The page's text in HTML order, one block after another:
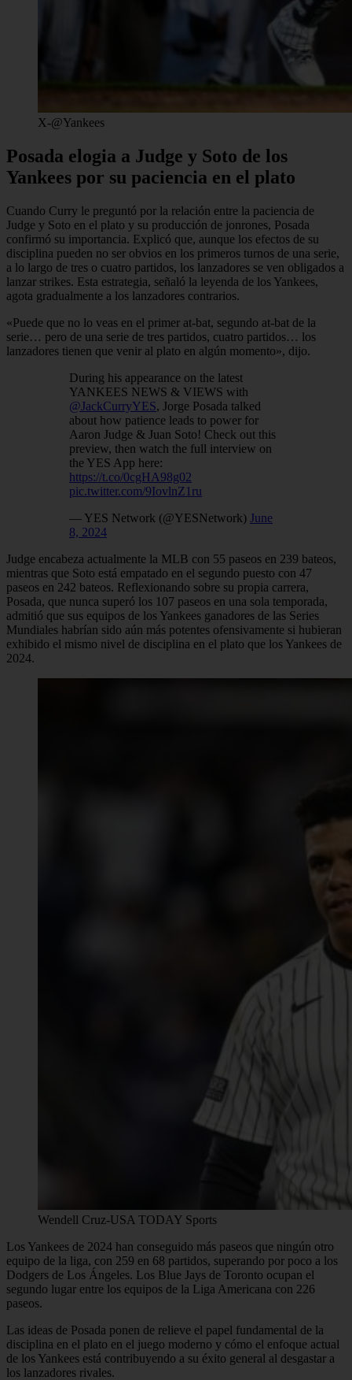
X-@Yankees
Posada elogia a Judge y Soto de los
Yankees por su paciencia en el plato
Cuando Curry le preguntó por la relación entre la paciencia de
Judge y Soto en el plato y su producción de jonrones, Posada
confirmó su importancia. Explicó que, aunque los efectos de su
disciplina pueden no ser obvios en los primeros turnos de una serie,
a lo largo de tres o cuatro partidos, los lanzadores se ven obligados a
lanzar strikes. Esta estrategia, señaló la leyenda de los Yankees,
agota gradualmente a los lanzadores contrarios.
«Puede que no lo veas en el primer at-bat, segundo at-bat de la
serie… pero de una serie de tres partidos, cuatro partidos… los
lanzadores tienen que venir al plato en algún momento», dijo.
During his appearance on the latest
YANKEES NEWS & VIEWS with
@JackCurryYES, Jorge Posada talked
about how patience leads to power for
Aaron Judge & Juan Soto! Check out this
preview, then watch the full interview on
the YES App here:
https://t.co/0cgHA98g02
pic.twitter.com/9IovlnZ1ru
— YES Network (@YESNetwork) June
8, 2024
Judge encabeza actualmente la MLB con 55 paseos en 239 bateos,
mientras que Soto está empatado en el segundo puesto con 47
paseos en 242 bateos. Reflexionando sobre su propia carrera,
Posada, que nunca superó los 107 paseos en una sola temporada,
admitió que sus equipos de los Yankees ganadores de las Series
Mundiales habrían sido aún más potentes ofensivamente si hubieran
exhibido el mismo nivel de disciplina en el plato que los Yankees de
2024.
Wendell Cruz-USA TODAY Sports
Los Yankees de 2024 han conseguido más paseos que ningún otro
equipo de la liga, con 259 en 68 partidos, superando por poco a los
Dodgers de Los Ángeles. Los Blue Jays de Toronto ocupan el
segundo lugar entre los equipos de la Liga Americana con 226
paseos.
Las ideas de Posada ponen de relieve el papel fundamental de la
disciplina en el plato en el juego moderno y cómo el enfoque actual
de los Yankees está contribuyendo a su éxito general al desgastar a
los lanzadores rivales.